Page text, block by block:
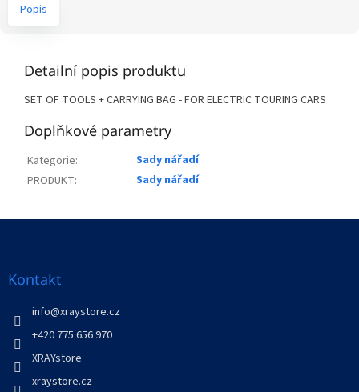
Popis
Detailní popis produktu
SET OF TOOLS + CARRYING BAG - FOR ELECTRIC TOURING CARS
Doplňkové parametry
Kategorie:
Sady nářadí
PRODUKT: Sady nářadí
Kontakt
info@xraystore.cz
+420 775 656 970
XRAYstore
xraystore.cz